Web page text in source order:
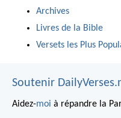
Archives
Livres de la Bible
Versets les Plus
Soutenir
Aidez-moi à répandre la